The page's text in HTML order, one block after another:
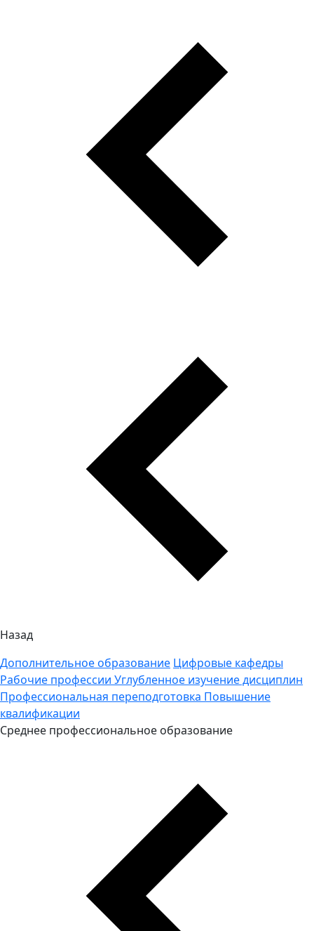
Назад
Дополнительное образование Цифровые кафедры
Рабочие профессии Углубленное изучение дисциплин
Профессиональная переподготовка Повышение
квалификации
Среднее профессиональное образование